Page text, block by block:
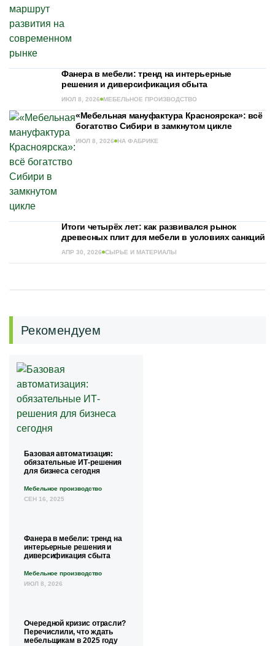
Фанера в мебели: тренд на интерьерные
решения и диверсификация сбыта
ИЮЛ 8, 2026 МЕБЕЛЬНОЕ ПРОИЗВОДСТВО
«Мебельная мануфактура Красноярска»: всё
богатство Сибири в замкнутом цикле
ИЮЛ 8, 2026 НА ФАБРИКЕ
Итоги четырёх лет: как развивался рынок
древесных плит для мебели в условиях санкций
АПР 30, 2026 СЫРЬЕ И МАТЕРИАЛЫ
Рекомендуем
Базовая автоматизация:
обязательные ИТ-решения
для бизнеса сегодня
Мебельное производство
СЕН 16, 2025
Фанера в мебели: тренд на
интерьерные решения и
диверсификация сбыта
Мебельное производство
ИЮЛ 8, 2026
Очередной кризис отрасли?
Перечислили, что ждать
мебельщикам в 2025 году